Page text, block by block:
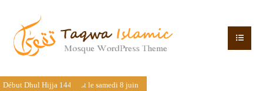
Début Dhul Hijja 1445 est le samedi 8 juin